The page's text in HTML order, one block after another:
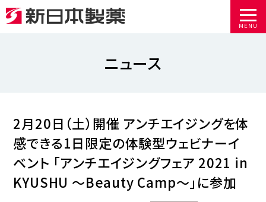
MENU
ニュース
2月20日（土）開催 アンチエイジングを体
感できる1日限定の体験型ウェビナーイ
ベント 「アンチエイジングフェア 2021 in
KYUSHU ～Beauty Camp～」に参加